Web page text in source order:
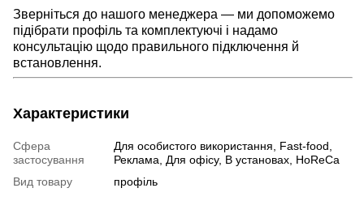
Зверніться до нашого менеджера — ми допоможемо
підібрати профіль та комплектуючі і надамо
консультацію щодо правильного підключення й
встановлення.
Характеристики
Сфера
застосування
Для особистого використання, Fast-food,
Реклама, Для офісу, В установах, HoReCa
Вид товару
профіль